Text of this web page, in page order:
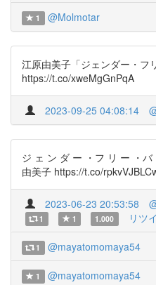
1 @Molmotar
江原由美子「ジェンダー・フ
https://t.co/xweMgGnPqA
2023-09-25 04:08:14
ジ ェ ン ダ ー ・フ リ ー ・
由美子 https://t.co/
2023-06-23 20:53:58
1 1 1.000 リツ
1 @mayatomomaya54
1 @mayatomomaya54